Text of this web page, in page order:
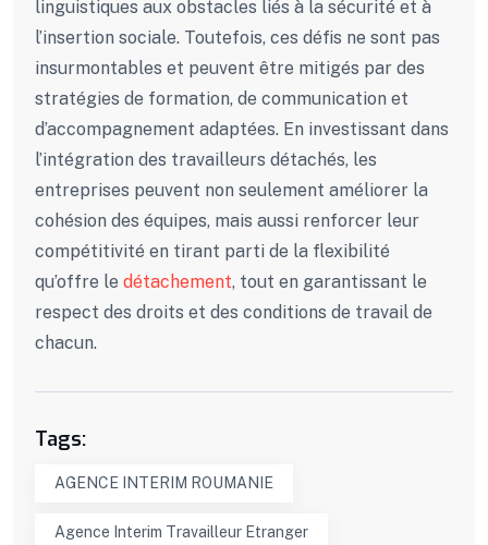
linguistiques aux obstacles liés à la sécurité et à
l’insertion sociale. Toutefois, ces défis ne sont pas
insurmontables et peuvent être mitigés par des
stratégies de formation, de communication et
d’accompagnement adaptées. En investissant dans
l’intégration des travailleurs détachés, les
entreprises peuvent non seulement améliorer la
cohésion des équipes, mais aussi renforcer leur
compétitivité en tirant parti de la flexibilité
qu’offre le détachement, tout en garantissant le
respect des droits et des conditions de travail de
chacun.
Tags:
AGENCE INTERIM ROUMANIE
Agence Interim Travailleur Etranger